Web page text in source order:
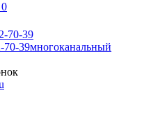
0
70-39
70-39многоканальный